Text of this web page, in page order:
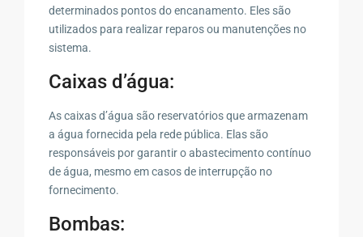
determinados pontos do encanamento. Eles são
utilizados para realizar reparos ou manutenções no
sistema.
Caixas d’água:
As caixas d’água são reservatórios que armazenam
a água fornecida pela rede pública. Elas são
responsáveis por garantir o abastecimento contínuo
de água, mesmo em casos de interrupção no
fornecimento.
Bombas: